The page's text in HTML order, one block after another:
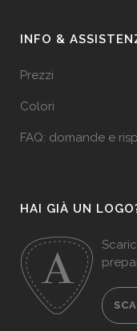
INFO &
Prezzi
Colori
FAQ: domande e
HAI GIÀ UN